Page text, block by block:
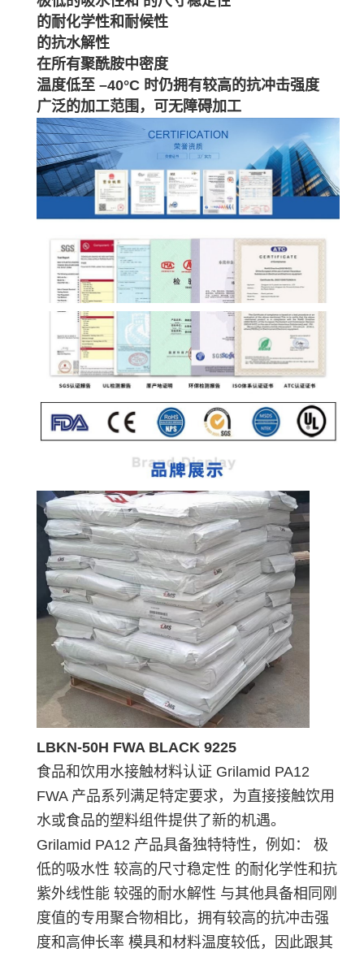
的耐化学性和耐候性
的抗水解性
在所有聚酰胺中密度
温度低至 –40°C 时仍拥有较高的抗冲击强度
广泛的加工范围，可无障碍加工
LBKN-50H FWA BLACK 9225
食品和饮用水接触材料认证 Grilamid PA12
FWA 产品系列满足特定要求，为直接接触饮用
水或食品的塑料组件提供了新的机遇。
Grilamid PA12 产品具备独特特性，例如： 极
低的吸水性 较高的尺寸稳定性 的耐化学性和抗
紫外线性能 较强的耐水解性 与其他具备相同刚
度值的专用聚合物相比，拥有较高的抗冲击强
度和高伸长率 模具和材料温度较低，因此跟其